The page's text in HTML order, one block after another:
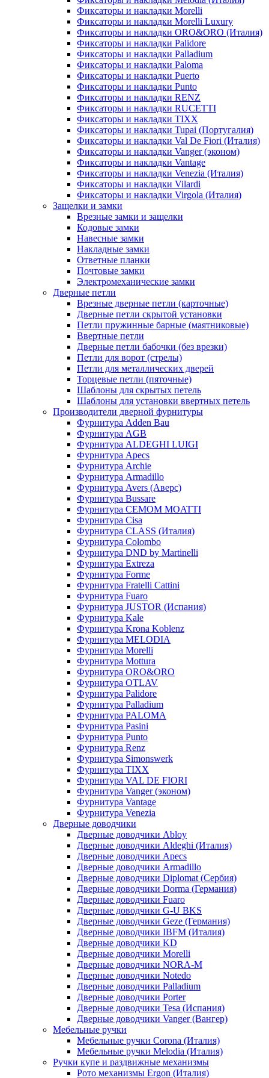
Фиксаторы и накладки Morelli
Фиксаторы и накладки Morelli Luxury
Фиксаторы и накладки ORO&ORO (Италия)
Фиксаторы и накладки Palidore
Фиксаторы и накладки Palladium
Фиксаторы и накладки Paloma
Фиксаторы и накладки Puerto
Фиксаторы и накладки Punto
Фиксаторы и накладки RENZ
Фиксаторы и накладки RUCETTI
Фиксаторы и накладки TIXX
Фиксаторы и накладки Tupai (Португалия)
Фиксаторы и накладки Val De Fiori (Италия)
Фиксаторы и накладки Vanger (эконом)
Фиксаторы и накладки Vantage
Фиксаторы и накладки Venezia (Италия)
Фиксаторы и накладки Vilardi
Фиксаторы и накладки Virgola (Италия)
Защелки и замки
Врезные замки и защелки
Кодовые замки
Навесные замки
Накладные замки
Ответные планки
Почтовые замки
Электромеханические замки
Дверные петли
Врезные дверные петли (карточные)
Дверные петли скрытой установки
Петли пружинные барные (маятниковые)
Ввертные петли
Дверные петли бабочки (без врезки)
Петли для ворот (стрелы)
Петли для металлических дверей
Торцевые петли (пяточные)
Шаблоны для скрытых петель
Шаблоны для установки ввертных петель
Производители дверной фурнитуры
Фурнитура Adden Bau
Фурнитура AGB
Фурнитура ALDEGHI LUIGI
Фурнитура Apecs
Фурнитура Archie
Фурнитура Armadillo
Фурнитура Avers (Аверс)
Фурнитура Bussare
Фурнитура CEMOM MOATTI
Фурнитура Cisa
Фурнитура CLASS (Италия)
Фурнитура Colombo
Фурнитура DND by Martinelli
Фурнитура Extreza
Фурнитура Forme
Фурнитура Fratelli Cattini
Фурнитура Fuaro
Фурнитура JUSTOR (Испания)
Фурнитура Kale
Фурнитура Krona Koblenz
Фурнитура MELODIA
Фурнитура Morelli
Фурнитура Mottura
Фурнитура ORO&ORO
Фурнитура OTLAV
Фурнитура Palidore
Фурнитура Palladium
Фурнитура PALOMA
Фурнитура Pasini
Фурнитура Punto
Фурнитура Renz
Фурнитура Simonswerk
Фурнитура TIXX
Фурнитура VAL DE FIORI
Фурнитура Vanger (эконом)
Фурнитура Vantage
Фурнитура Venezia
Дверные доводчики
Дверные доводчики Abloy
Дверные доводчики Aldeghi (Италия)
Дверные доводчики Apecs
Дверные доводчики Armadillo
Дверные доводчики Diplomat (Сербия)
Дверные доводчики Dorma (Германия)
Дверные доводчики Fuaro
Дверные доводчики G-U BKS
Дверные доводчики Geze (Германия)
Дверные доводчики IBFM (Италия)
Дверные доводчики KD
Дверные доводчики Morelli
Дверные доводчики NORA-M
Дверные доводчики Notedo
Дверные доводчики Palladium
Дверные доводчики Porter
Дверные доводчики Tesa (Испания)
Дверные доводчики Vanger (Вангер)
Мебельные ручки
Мебельные ручки Corona (Италия)
Мебельные ручки Melodia (Италия)
Ручки купе и раздвижные механизмы
Рото механизмы Ergon (Италия)